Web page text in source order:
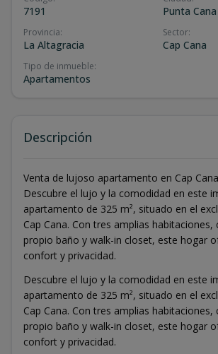
7191 Punta Cana
Provincia:
La Altagracia
Sector:
Cap Cana
Tipo de inmueble:
Apartamentos
Descripción
Venta de lujoso apartamento en Cap
Descubre el lujo y la comodidad en este
apartamento de 325 m², situado en el
Cap Cana. Con tres amplias habitaciones,
propio baño y walk-in closet, este hogar
confort y privacidad.
Descubre el lujo y la comodidad en este
apartamento de 325 m², situado en el
Cap Cana. Con tres amplias habitaciones,
propio baño y walk-in closet, este hogar
confort y privacidad.